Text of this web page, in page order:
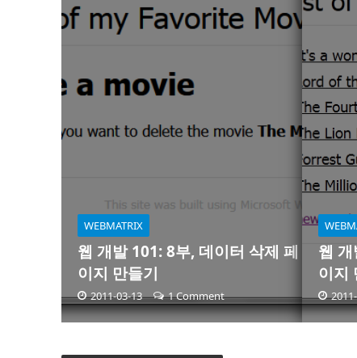
WEBMATRIX
웹 개발 101: 8부, 데이터 삭제 페
이지 만들기
2011-03-13 1 Comment
웹
이지